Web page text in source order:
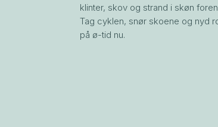
klinter, skov og strand i skøn
Tag cyklen, snør skoene og nyd
på ø-tid nu.